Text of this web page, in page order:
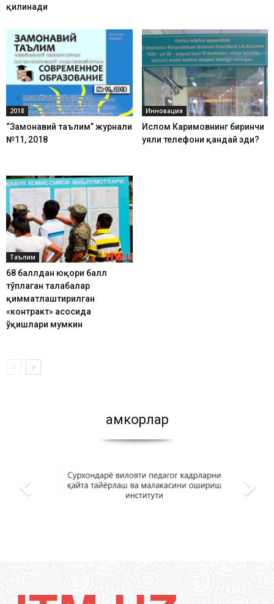
қилинади
2018
“Замонавий таълим” журнали
№11, 2018
Инновация
Ислом Каримовнинг биринчи
уяли телефони қандай эди?
Таълим
68 баллдан юқори балл
тўплаган талабалар
қимматлаштирилган
«контракт» асосида
ўқишлари мумкин
Ҳамкорлар